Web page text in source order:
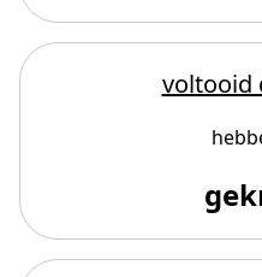
voltooid